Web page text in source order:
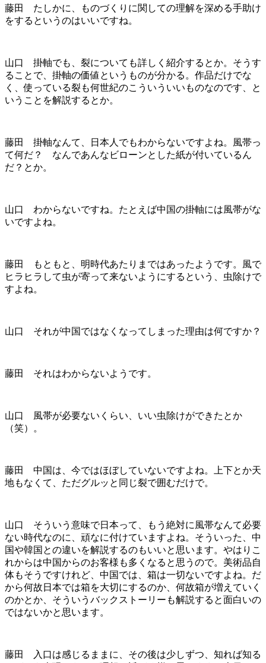
藤田 たしかに、ものづくりに関しての理解を深める手助け
をするというのはいいですね。
山口 掛軸でも、裂についても詳しく紹介するとか。そうす
ることで、掛軸の価値というものが分かる。作品だけでな
く、使っている裂も何世紀のこういういいものなのです、と
いうことを解説するとか。
藤田 掛軸なんて、日本人でもわからないですよね。風帯っ
て何だ？ なんであんなビローンとした紙が付いているん
だ？とか。
山口 わからないですね。たとえば中国の掛軸には風帯がな
いですよね。
藤田 もともと、明時代あたりまではあったようです。風で
ヒラヒラして虫が寄って来ないようにするという、虫除けで
すよね。
山口 それが中国ではなくなってしまった理由は何ですか？
藤田 それはわからないようです。
山口 風帯が必要ないくらい、いい虫除けができたとか
（笑）。
藤田 中国は、今ではほぼしていないですよね。上下とか天
地もなくて、ただグルッと同じ裂で囲むだけで。
山口 そういう意味で日本って、もう絶対に風帯なんて必要
ない時代なのに、頑なに付けていますよね。そういった、中
国や韓国との違いを解説するのもいいと思います。やはりこ
れからは中国からのお客様も多くなると思うので。美術品自
体もそうですけれど、中国では、箱は一切ないですよね。だ
から何故日本では箱を大切にするのか、何故箱が増えていく
のかとか、そういうバックストーリーも解説すると面白いの
ではないかと思います。
藤田 入口は感じるままに、その後は少しずつ、知れば知る